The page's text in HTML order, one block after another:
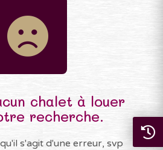
chalet à louer
recherche.
s'agit d'une erreur, svp